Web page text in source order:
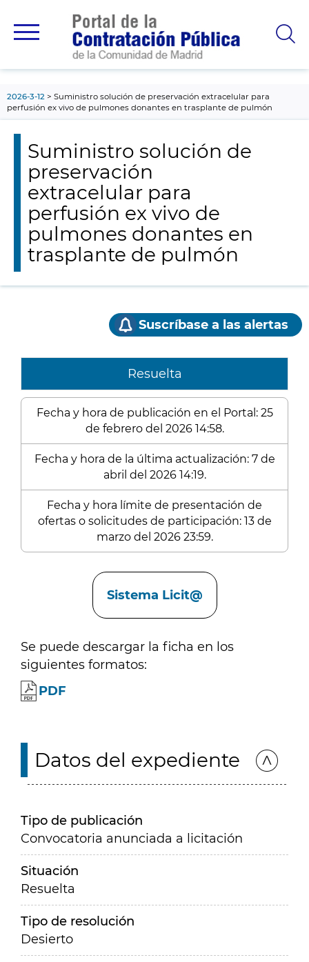
principal
2026-3-12
Suministro solución de preservación extracelular para
perfusión ex vivo de pulmones donantes en trasplante de pulmón
Suministro solución de
preservación
extracelular para
perfusión ex vivo de
pulmones donantes en
trasplante de pulmón
Suscríbase a las alertas
Resuelta
Fecha y hora de publicación en el Portal: 25
de febrero del 2026 14:58.
Fecha y hora de la última actualización: 7 de
abril del 2026 14:19.
Fecha y hora límite de presentación de
ofertas o solicitudes de participación: 13 de
marzo del 2026 23:59.
Sistema Licit@
Se puede descargar la ficha en los
siguientes formatos:
PDF
Datos del expediente
Tipo de publicación
Convocatoria anunciada a licitación
Situación
Resuelta
Tipo de resolución
Desierto